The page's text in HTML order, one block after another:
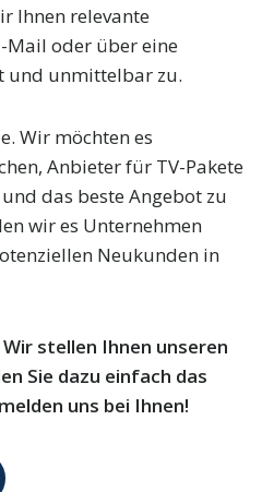
Ihnen relevante
Mail oder über eine
und unmittelbar zu.
Wir möchten es
Anbieter für TV-Pakete
das beste Angebot zu
wir es Unternehmen
Neukunden in
stellen Ihnen unseren
Sie dazu einfach das
uns bei Ihnen!